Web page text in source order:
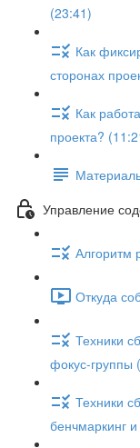
(23:41)
Как
сторонах
Как
проекта?
Управление
Алгоритм
Откуда
Техники
фокус-группы
Техники
бенчмаркинг